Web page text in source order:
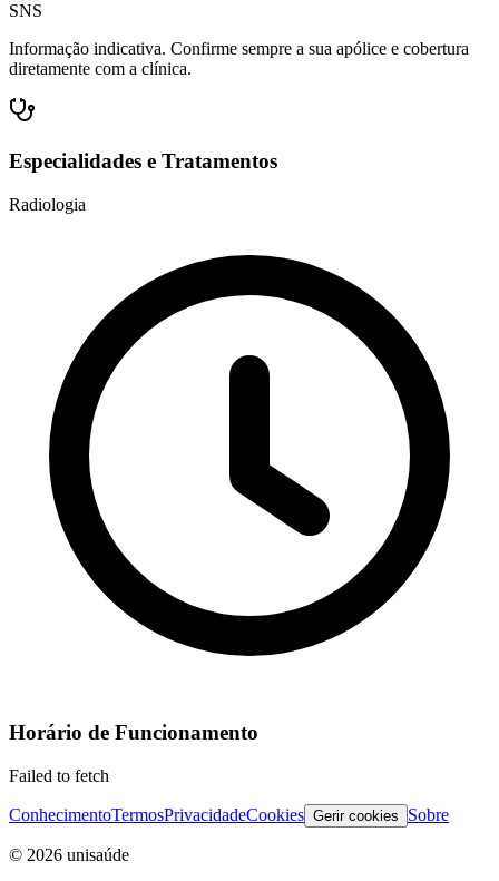
SNS
Informação indicativa. Confirme sempre a sua apólice e cobertura
diretamente com a clínica.
Especialidades e Tratamentos
Radiologia
Horário de Funcionamento
Failed to fetch
ConhecimentoTermosPrivacidadeCookies Gerir cookies Sobre
© 2026 unisaúde